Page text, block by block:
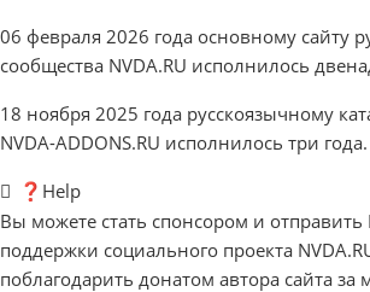
06 февраля 2026 года основному сайту
сообщества NVDA.RU исполнилось
18 ноября 2025 года русскоязычному
NVDA-ADDONS.RU исполнилось три года.
❓Help
Вы можете стать спонсором и отправить
поддержки социального проекта
поблагодарить донатом автора сайта